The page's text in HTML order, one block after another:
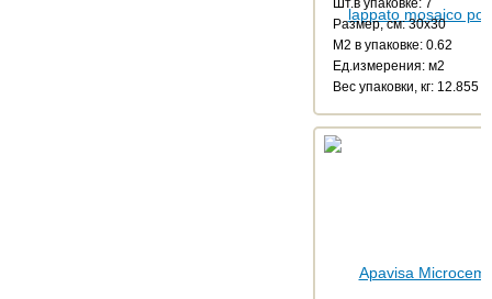
Размер, см: 30x30
М2 в упаковке: 0.62
Ед.измерения: м2
Веc упаковки, кг: 12.855